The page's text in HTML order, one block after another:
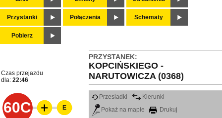
Przystanki Połączenia Schematy
Pobierz
PRZYSTANEK:
KOPCIŃSKIEGO -
NARUTOWICZA (0368)
Czas przejazdu
dla: 22:46
60C
Przesiadki
Kierunki
Pokaż na mapie
Drukuj
E